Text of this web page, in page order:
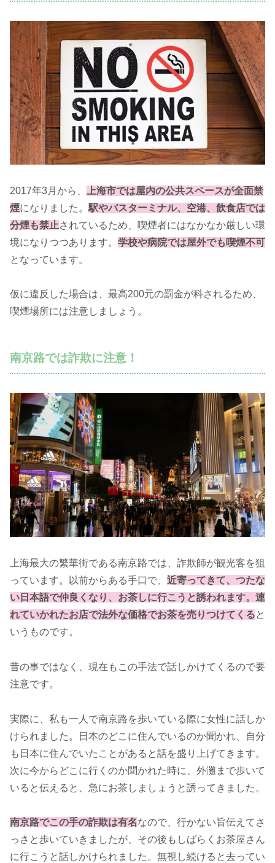
2017年3月から、
上海市では屋内の公共スペースが全面禁
煙になりました。 駅やバスターミナル、空港、飲食店では
分煙も禁止されているため、喫煙者にはなかなか厳しい環
境になりつつあります。 学校や病院では屋外でも喫煙不可
となっています。
仮に違反した場合は、最高200元の罰金が科されるため、
喫煙場所には注意しましょう。
南京路では詐欺に注意！
上海最大の繁華街である南京路では、詐欺師が観光客を狙
っています。以前からある手口で、 近寄ってきて、つたな
い日本語で仲良くなり、お茶しに行こうと誘われます。連
れていかれたお店で法外な価格でお茶を売りつけてくると
いうものです。
昔の事ではなく、現在もこの手法で話しかけてくるので要
注意です。
実際に、私も一人で南京路を歩いている際に女性に話しか
けられました。日本のどこに住んでいるのか聞かれ、自分
も日本に住んでいたことがあると話を盛り上げてきます。
次に今からどこに行くのか聞かれた時に、外灘まで歩いて
いると伝えると、急にお茶しましょうと誘ってきました。
南京路でこの手の詐欺は有名なので、行かない旨伝えてさ
っさと歩いていきましたが、その後もしばらくお茶屋さん
に行こうと話しかけられました。無視し続けると去ってい